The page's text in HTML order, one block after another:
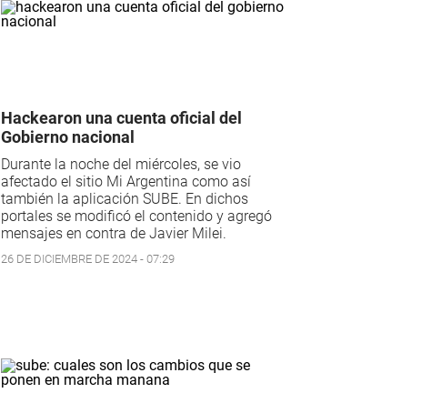
Hackearon una cuenta oficial del
Gobierno nacional
Durante la noche del miércoles, se vio
afectado el sitio Mi Argentina como así
también la aplicación SUBE. En dichos
portales se modificó el contenido y agregó
mensajes en contra de Javier Milei.
26 DE DICIEMBRE DE 2024 - 07:29